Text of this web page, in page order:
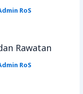
RoS
Rawatan
RoS